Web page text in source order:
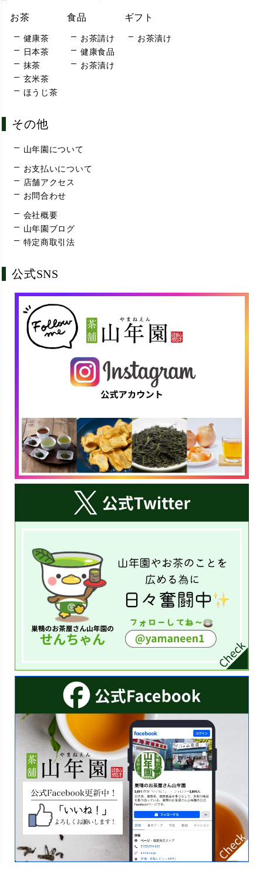
お茶
健康茶
日本茶
抹茶
玄米茶
ほうじ茶
食品
お茶請け
健康食品
お茶漬け
ギフト
お茶漬け
その他
山年園について
お支払いについて
店舗アクセス
お問合わせ
会社概要
山年園ブログ
特定商取引法
公式SNS